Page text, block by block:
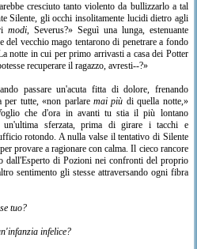
cresciuto tanto violento da bullizzarlo a tal
Silente, gli occhi insolitamente lucidi dietro agli
modi, Severus?» Seguì una lunga, estenuante
del vecchio mago tentarono di penetrare a fondo
notte in cui per primo arrivasti a casa dei Potter
recuperare il ragazzo, avresti--?»
passare un'acuta fitta di dolore, frenando
per tutte, «non parlaremai più di quella notte,»
che d'ora in avanti tu stia il più lontano
un'ultima sferzata, prima di girare i tacchi e
rotondo. A nulla valse il tentativo di Silente
provare a ragionare con calma. Il cieco rancore
dall'Esperto di Pozioni nei confronti del proprio
sentimento gli stesse attraversando ogni fibra
tuo?
infelice?